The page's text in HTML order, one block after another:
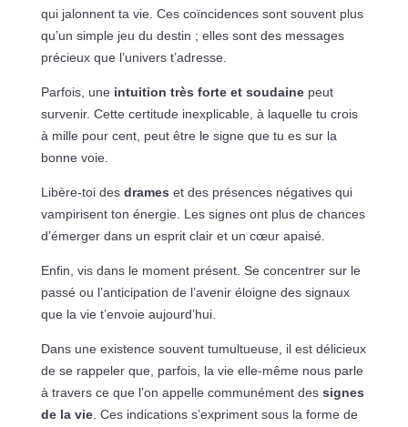
qui jalonnent ta vie. Ces coïncidences sont souvent plus
qu’un simple jeu du destin ; elles sont des messages
précieux que l’univers t’adresse.
Parfois, une intuition très forte et soudainepeut
survenir. Cette certitude inexplicable, à laquelle tu crois
à mille pour cent, peut être le signe que tu es sur la
bonne voie.
Libère-toi des drames et des présences négatives qui
vampirisent ton énergie. Les signes ont plus de chances
d’émerger dans un esprit clair et un cœur apaisé.
Enfin, vis dans le moment présent. Se concentrer sur le
passé ou l’anticipation de l’avenir éloigne des signaux
que la vie t’envoie aujourd’hui.
Dans une existence souvent tumultueuse, il est délicieux
de se rappeler que, parfois, la vie elle-même nous parle
à travers ce que l’on appelle communément des signes
de la vie. Ces indications s’expriment sous la forme de